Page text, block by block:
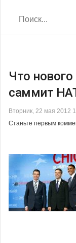
Что
саммит
Вторник, 22 мая 2012
Станьте первым